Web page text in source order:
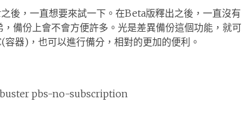
，一直想要來試一下。在Beta版釋出之後，一直沒有
備份上會不會方便許多。光是差異備份這個功能，就可
器)，也可以進行備分，相對的更加的便利。
pbs-no-subscription